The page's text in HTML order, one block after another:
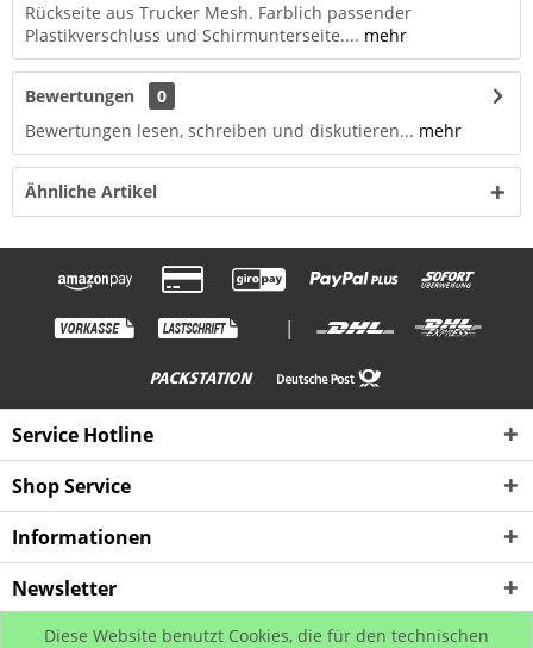
Rückseite aus Trucker Mesh. Farblich passender
Plastikverschluss und Schirmunterseite.... mehr
Bewertungen
0
Bewertungen lesen, schreiben und diskutieren... mehr
Ähnliche Artikel
|
Service Hotline
Shop Service
Informationen
Newsletter
Diese Website benutzt Cookies, die für den technischen